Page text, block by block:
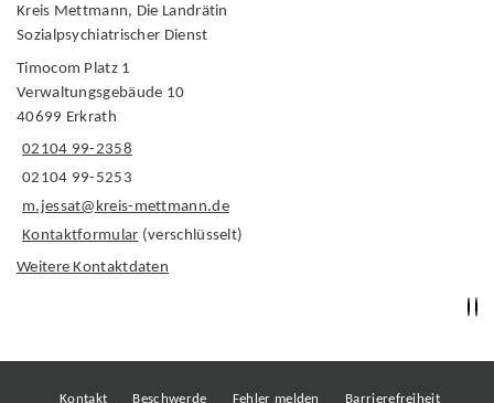
Kreis Mettmann, Die Landrätin
Sozialpsychiatrischer Dienst
Timocom Platz 1
Verwaltungsgebäude 10
40699 Erkrath
02104 99-2358
02104 99-5253
m.jessat@kreis-mettmann.de
Kontaktformular (verschlüsselt)
Weitere Kontaktdaten
Kontakt Beschwerde Fehler melden Barrierefreiheit